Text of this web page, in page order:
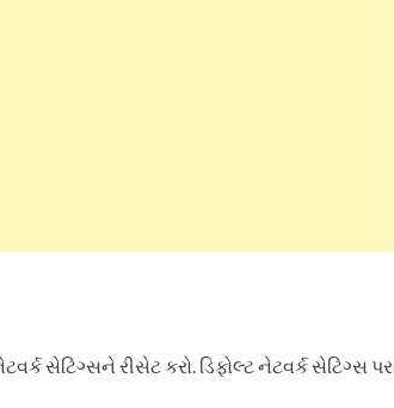
સેટિંગ્સને રીસેટ કરો. ડિફોલ્ટ નેટવર્ક સેટિંગ્સ પર